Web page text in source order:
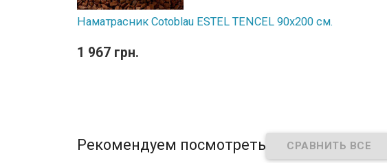
Наматрасник Cotoblau ESTEL TENCEL 90х200 см.
1 967 грн.
Рекомендуем посмотреть